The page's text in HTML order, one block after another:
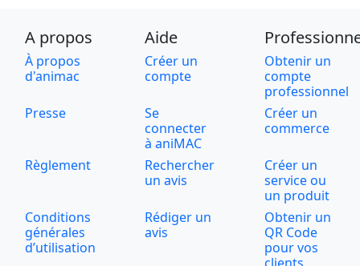
A propos Aide
À propos
d'animac
Créer un
compte
Obtenir un
compte
professionnel
Presse
Se
connecter
à aniMAC
Créer un
commerce
Règlement
Rechercher
un avis
Créer un
service ou
un produit
Conditions
générales
d’utilisation
Rédiger un
avis
Obtenir un
QR Code
pour vos